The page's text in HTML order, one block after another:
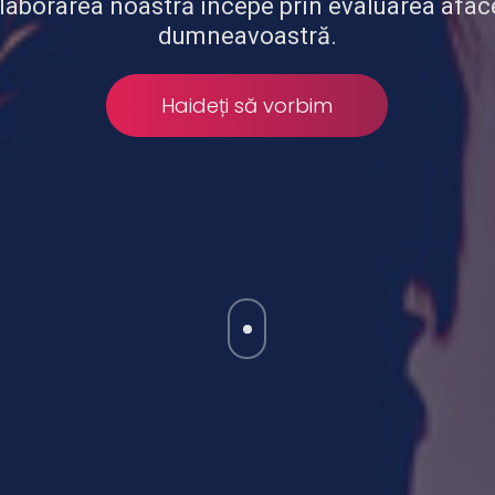
noastră începe prin evaluarea
dumneavoastră.
Haideți să vorbim